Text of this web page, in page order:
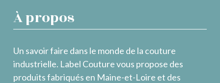
À propos
Un savoir faire dans le monde de la couture
industrielle. Label Couture vous propose des
produits fabriqués en Maine-et-Loire et des